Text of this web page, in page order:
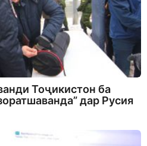
Тоҷикистон ба
дар Русия